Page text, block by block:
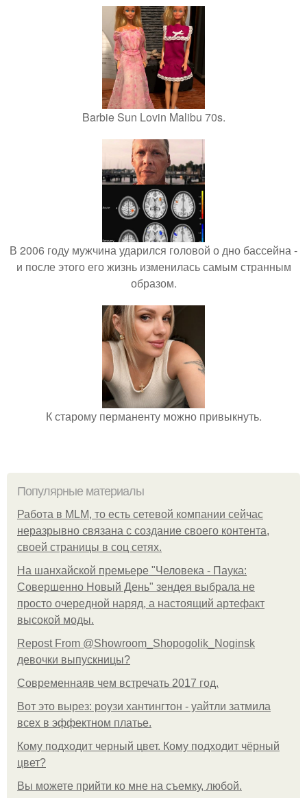
Barbie Sun Lovin Malibu 70s.
В 2006 году мужчина ударился головой о дно бассейна -
и после этого его жизнь изменилась самым странным
образом.
К старому перманенту можно привыкнуть.
Популярные материалы
Работа в MLM, то есть сетевой компании сейчас
неразрывно связана с создание своего контента,
своей страницы в соц сетях.
На шанхайской премьере "Человека - Паука:
Совершенно Новый День" зендея выбрала не
просто очередной наряд, а настоящий артефакт
высокой моды.
Repost From @Showroom_Shopogolik_Noginsk
девочки выпускницы?
Современнаяв чем встречать 2017 год.
Вот это вырез: роузи хантингтон - уайтли затмила
всех в эффектном платьe.
Кому подходит черный цвет. Кому подходит чёрный
цвет?
Вы можете прийти ко мне на съемку, любой.